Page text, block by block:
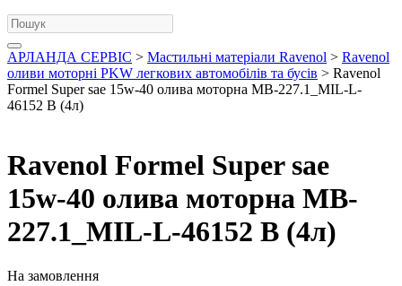
АРЛАНДА СЕРВІС > Мастильні матеріали Ravenol > Ravenol
оливи моторні PKW легкових автомобілів та бусів > Ravenol
Formel Super sae 15w-40 олива моторна MB-227.1_MIL-L-
46152 B (4л)
Ravenol Formel Super sae
15w-40 олива моторна MB-
227.1_MIL-L-46152 B (4л)
На замовлення